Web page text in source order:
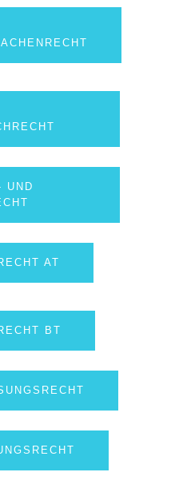
UND
AT
BT